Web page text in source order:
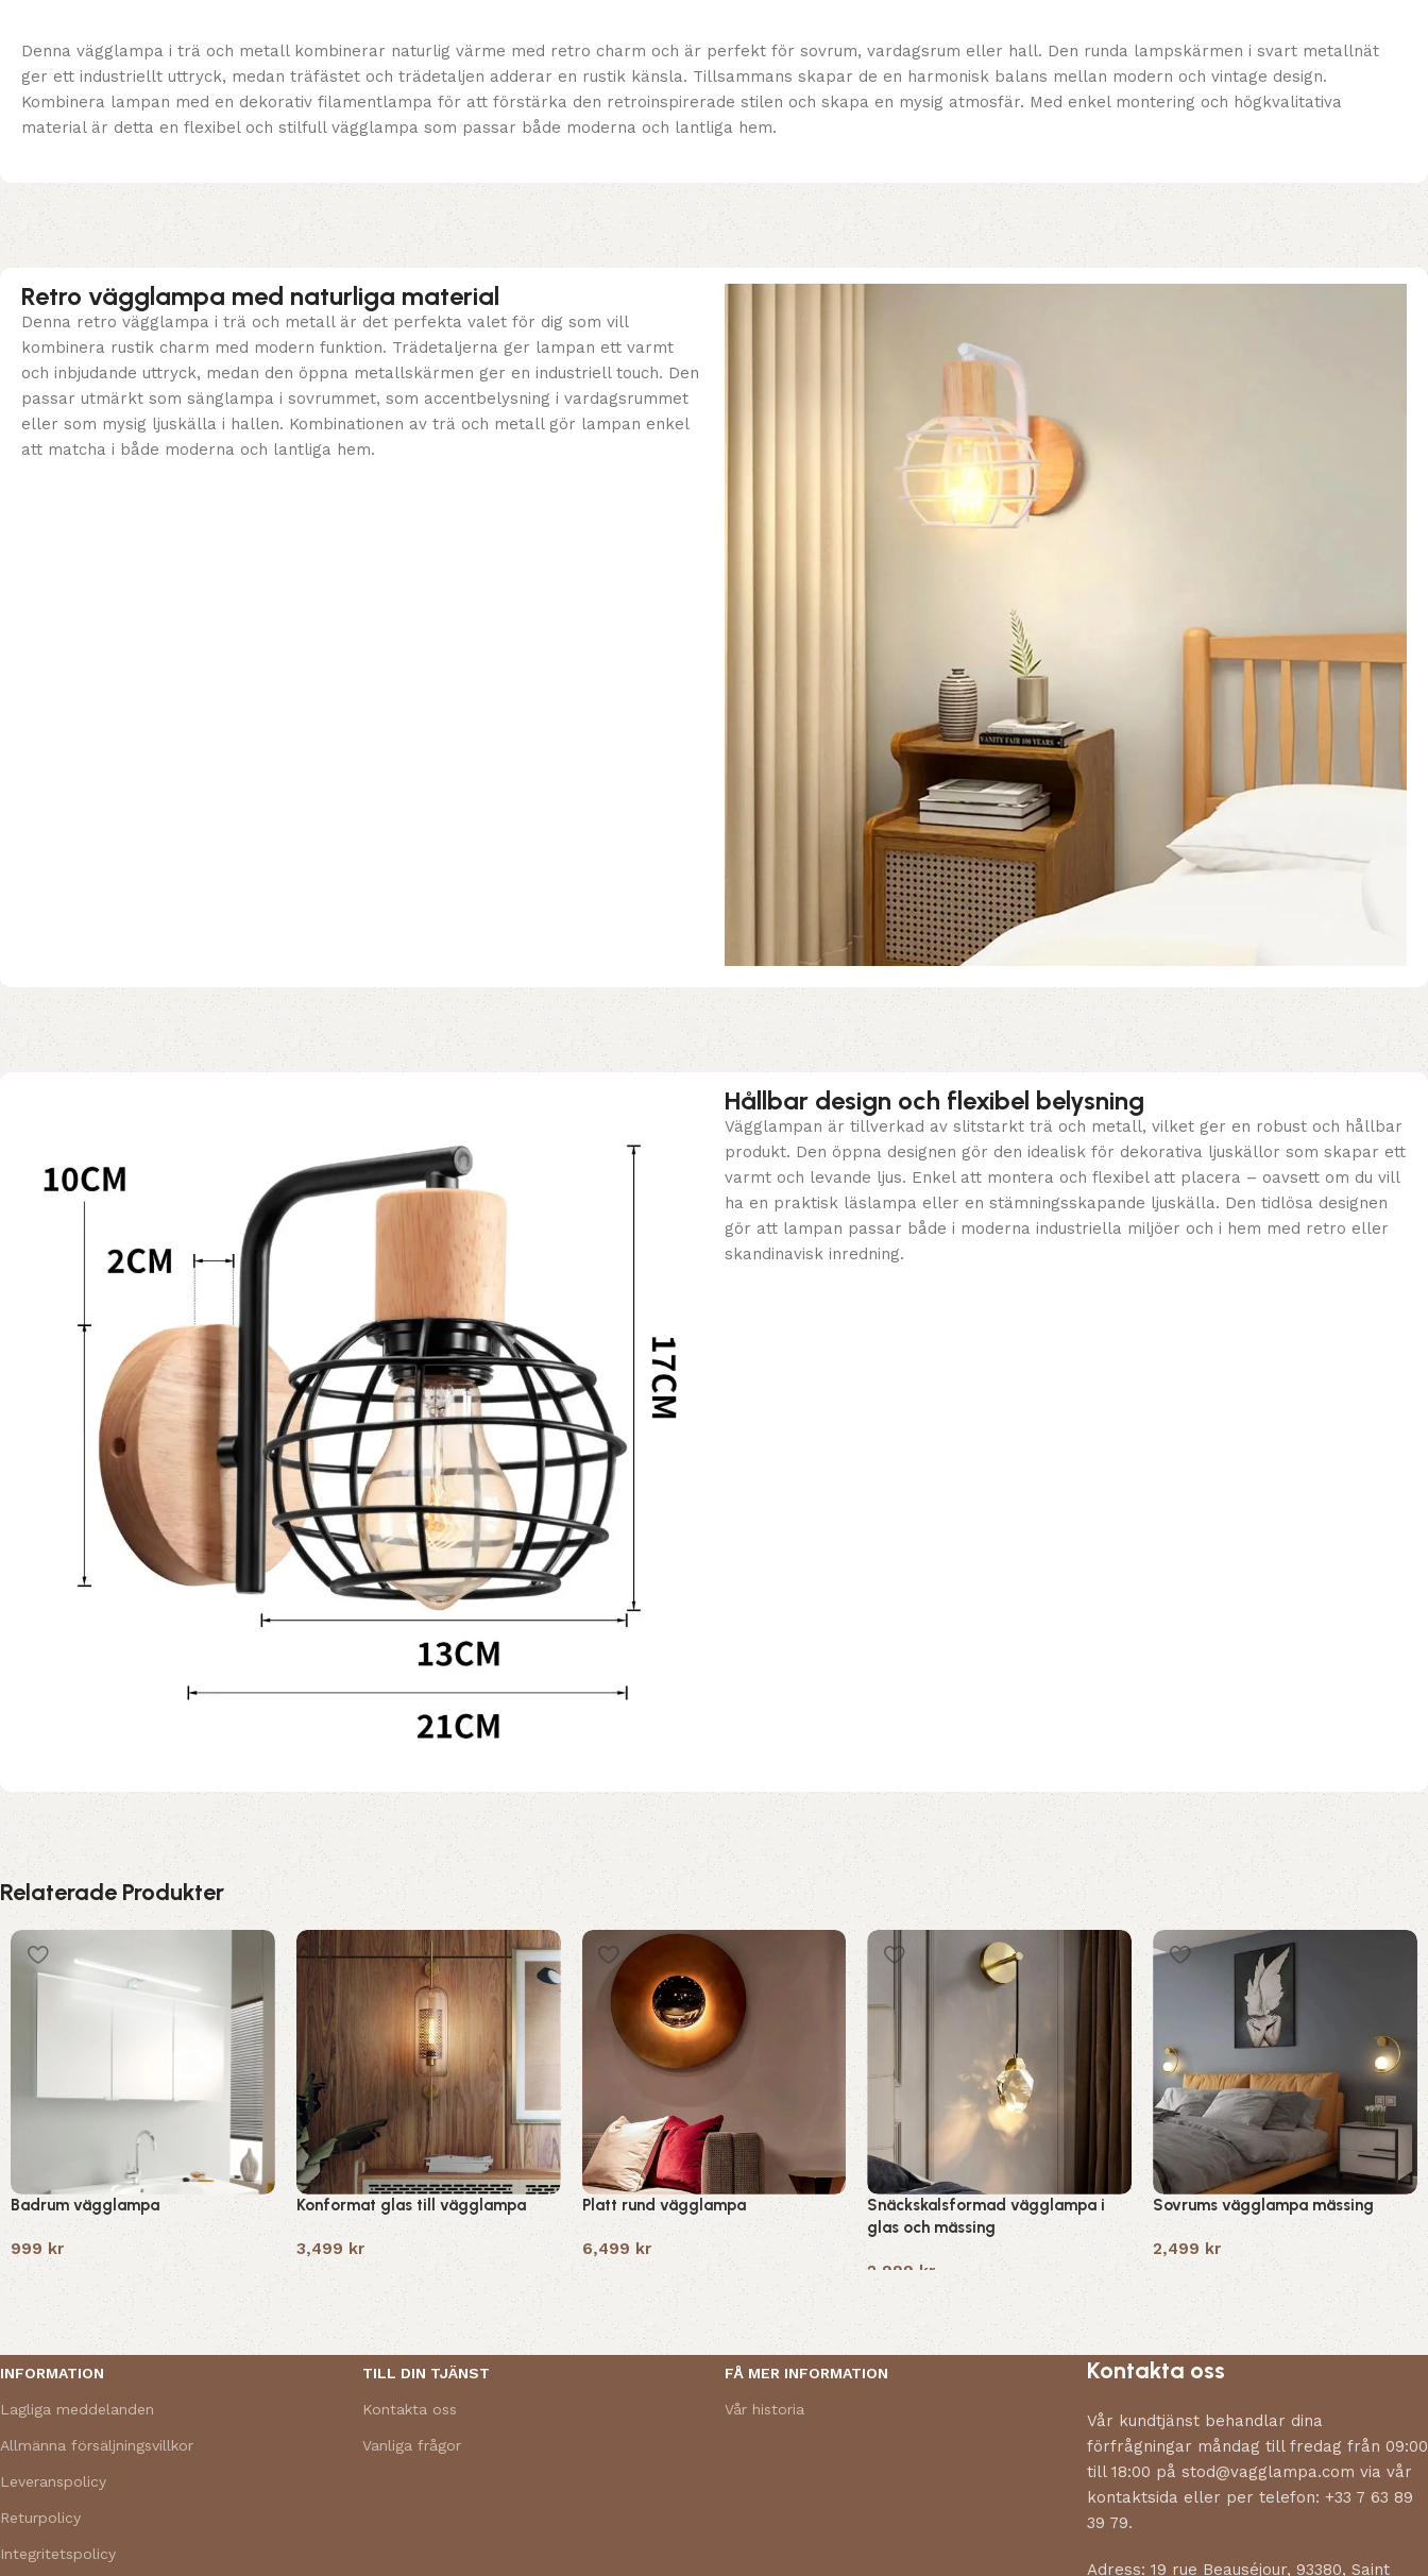
Denna vägglampa i trä och metall kombinerar naturlig värme med retro charm och är perfekt för sovrum, vardagsrum eller hall. Den runda lampskärmen i svart metallnät
ger ett industriellt uttryck, medan träfästet och trädetaljen adderar en rustik känsla. Tillsammans skapar de en harmonisk balans mellan modern och vintage design.
Kombinera lampan med en dekorativ filamentlampa för att förstärka den retroinspirerade stilen och skapa en mysig atmosfär. Med enkel montering och högkvalitativa
material är detta en flexibel och stilfull vägglampa som passar både moderna och lantliga hem.
Retro vägglampa med naturliga material
Denna retro vägglampa i trä och metall är det perfekta valet för dig som vill
kombinera rustik charm med modern funktion. Trädetaljerna ger lampan ett varmt
och inbjudande uttryck, medan den öppna metallskärmen ger en industriell touch. Den
passar utmärkt som sänglampa i sovrummet, som accentbelysning i vardagsrummet
eller som mysig ljuskälla i hallen. Kombinationen av trä och metall gör lampan enkel
att matcha i både moderna och lantliga hem.
Hållbar design och flexibel belysning
Vägglampan är tillverkad av slitstarkt trä och metall, vilket ger en robust och hållbar
produkt. Den öppna designen gör den idealisk för dekorativa ljuskällor som skapar ett
varmt och levande ljus. Enkel att montera och flexibel att placera – oavsett om du vill
ha en praktisk läslampa eller en stämningsskapande ljuskälla. Den tidlösa designen
gör att lampan passar både i moderna industriella miljöer och i hem med retro eller
skandinavisk inredning.
Relaterade Produkter
Badrum vägglampa
999kr
Konformat glas till vägglampa
3,499 kr
Platt rund vägglampa
6,499 kr
Snäckskalsformad vägglampa i
glas och mässing
2,999 kr
Sovrums vägglampa mässing
2,499kr
Read More
INFORMATION
Lagliga meddelanden
Allmänna försäljningsvillkor
Leveranspolicy
Returpolicy
Integritetspolicy
TILL DIN TJÄNST
Kontakta oss
Vanliga frågor
FÅ MER INFORMATION
Vår historia
Kontakta oss
Vår kundtjänst behandlar dina
förfrågningar måndag till fredag från 09:00
till 18:00 på stod@vagglampa.com via vår
kontaktsida eller per telefon: +33 7 63 89
39 79.
Adress: 19 rue Beauséjour, 93380, Saint